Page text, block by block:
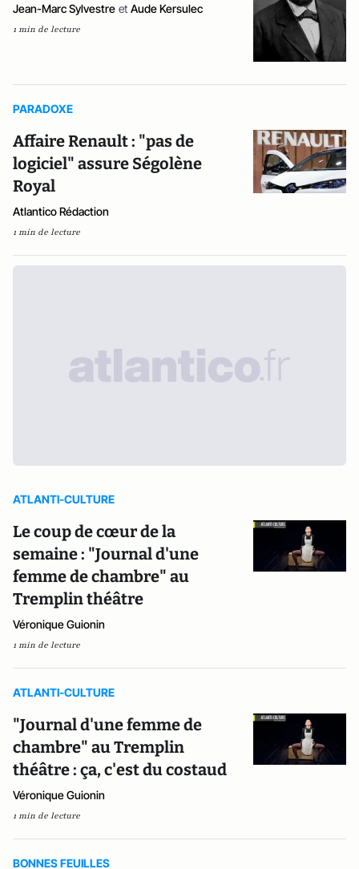
Jean-Marc Sylvestre et Aude Kersulec
1 min de lecture
PARADOXE
Affaire Renault : "pas de
logiciel" assure Ségolène
Royal
Atlantico Rédaction
1 min de lecture
ATLANTI-CULTURE
Le coup de cœur de la
semaine : "Journal d'une
femme de chambre" au
Tremplin théâtre
Véronique Guionin
1 min de lecture
ATLANTI-CULTURE
"Journal d'une femme de
chambre" au Tremplin
théâtre : ça, c'est du costaud
Véronique Guionin
1 min de lecture
BONNES FEUILLES